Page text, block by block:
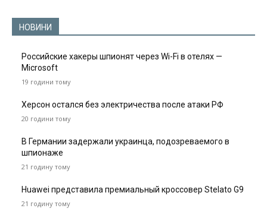
НОВИНИ
Российские хакеры шпионят через Wi-Fi в отелях —
Microsoft
19 години тому
Херсон остался без электричества после атаки РФ
20 години тому
В Германии задержали украинца, подозреваемого в
шпионаже
21 годину тому
Huawei представила премиальный кроссовер Stelato G9
21 годину тому